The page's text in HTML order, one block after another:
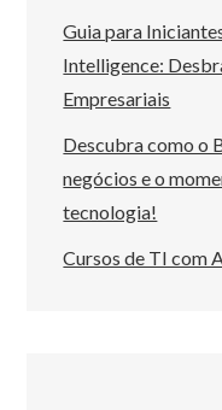
Guia para
Intelligence:
Empresariais
Descubra como o
negócios e o
tecnologia!
Cursos de TI com